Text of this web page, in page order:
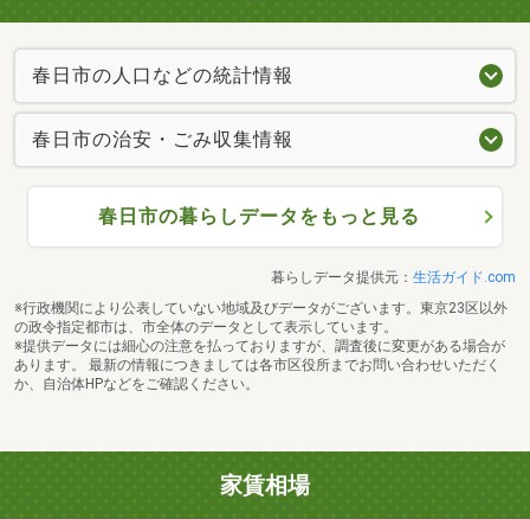
春日市の人口などの統計情報
春日市の治安・ごみ収集情報
春日市の暮らしデータをもっと見る
暮らしデータ提供元： 生活ガイド.com
※行政機関により公表していない地域及びデータがございます。東京23区以外
の政令指定都市は、市全体のデータとして表示しています。
※提供データには細心の注意を払っておりますが、調査後に変更がある場合が
あります。 最新の情報につきましては各市区役所までお問い合わせいただく
か、自治体HPなどをご確認ください。
家賃相場